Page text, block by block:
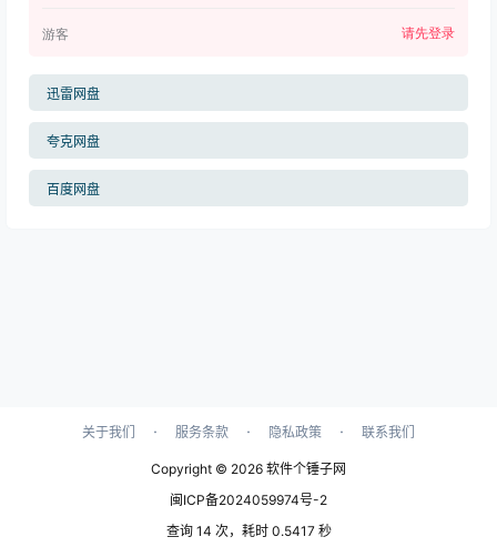
游客 请先登录
迅雷网盘
夸克网盘
百度网盘
关于我们 · 服务条款 · 隐私政策 · 联系我们
Copyright © 2026 软件个锤子网
闽ICP备2024059974号-2
查询 14 次，耗时 0.5417 秒